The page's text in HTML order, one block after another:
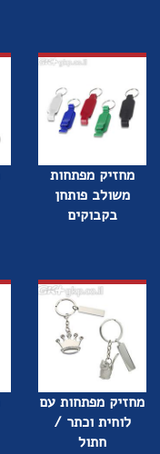
מחזיק מפתחות
משולב פותחן
בקבוקים
מחזיק מפתחות עם
לוחית וכתר /
חתול